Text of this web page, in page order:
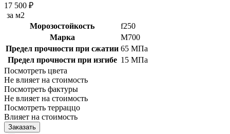
17 500 ₽
за м2
Морозостойкость
f250
Марка
M700
Предел прочности при сжатии 65 МПа
Предел прочности при изгибе 15 МПа
Посмотреть цвета
Не влияет на стоимость
Посмотреть фактуры
Не влияет на стоимость
Посмотреть терраццо
Влияет на стоимость
Заказать